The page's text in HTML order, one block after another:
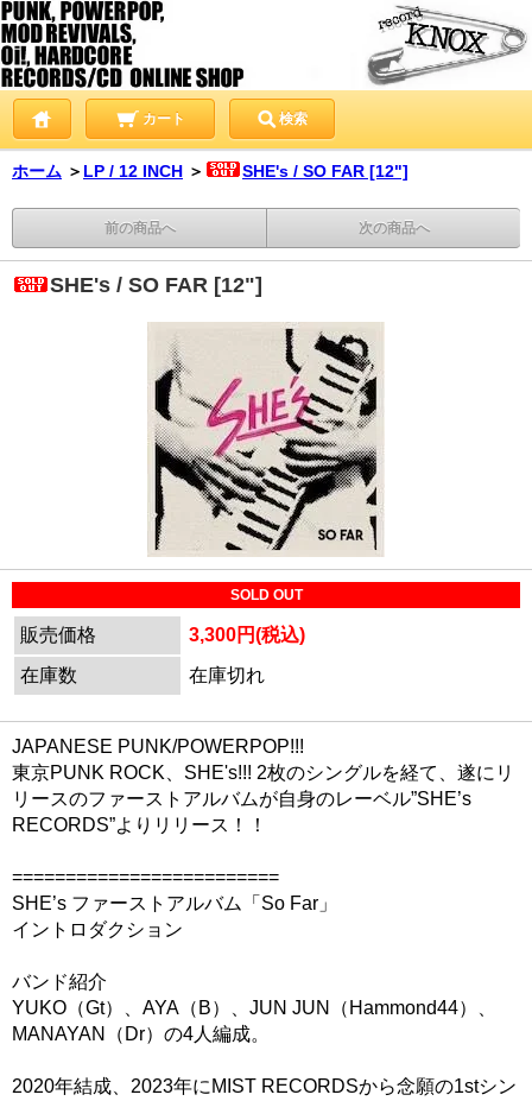
カート 検索
ホーム ＞ LP / 12 INCH ＞ SHE's / SO FAR [12"]
前の商品へ 次の商品へ
SHE's / SO FAR [12"]
SOLD OUT
販売価格
3,300円(税込)
在庫数
在庫切れ
JAPANESE PUNK/POWERPOP!!!
東京PUNK ROCK、SHE's!!! 2枚のシングルを経て、遂にリ
リースのファーストアルバムが自身のレーベル”SHE’s
RECORDS”よりリリース！！
=========================
SHE’s ファーストアルバム「So Far」
イントロダクション
バンド紹介
YUKO（Gt）、AYA（B）、JUN JUN（Hammond44）、
MANAYAN（Dr）の4人編成。
2020年結成、2023年にMIST RECORDSから念願の1stシン